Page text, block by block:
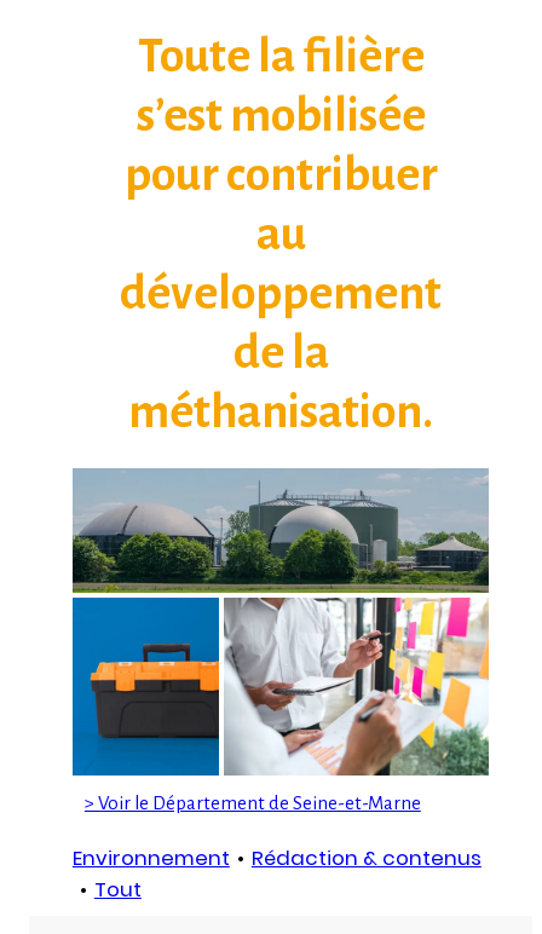
Toute la filière
s’est mobilisée
pour contribuer
au
développement
de la
méthanisation.
> Voir le Département de Seine-et-Marne
Environnement
Rédaction & contenus
Tout